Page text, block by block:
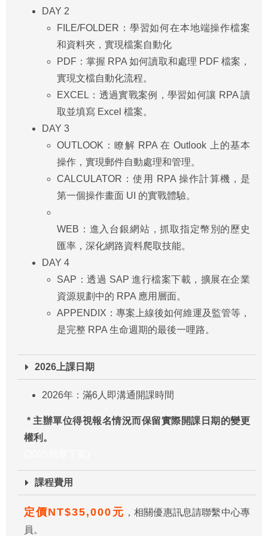
DAY 2
FILE/FOLDER：學習如何在本地端操作檔案
和資料夾，實現檔案自動化
PDF：掌握 RPA 如何讀取和處理 PDF 檔案，
實現文檔自動化流程。
EXCEL：透過實戰案例，學習如何讓 RPA 讀
取並填寫 Excel 檔案。
DAY 3
OUTLOOK：瞭解 RPA 在 Outlook 上的基本
操作，實現郵件自動處理和管理。
CALCULATOR：使用 RPA 操作計算機，是
第一個操作畫面 UI 的實戰體驗。
WEB：進入台銀網站，抓取指定幣別的歷史
匯率，深化網路資料爬取技能。
DAY 4
SAP：透過 SAP 進行檔案下載，擴展在企業
資源規劃中的 RPA 應用層面。
APPENDIX：專案上線後如何維運及監管等，
是完整 RPA 生命週期的最後一哩路。
2026上課日期
2026年：滿6人即溝通開課時間
* 主辦單位得視報名情況而保留實際開課日期的變更
權利。
課程費用
定價NT$35,000元 ，相關優惠訊息請聯繫中心專
員。